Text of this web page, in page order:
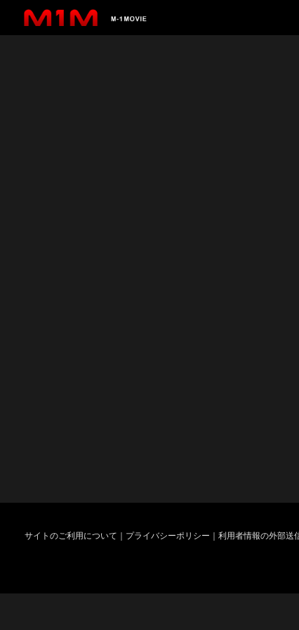
サイトのご利用について プライバシーポリシー 利用者情報の外部送